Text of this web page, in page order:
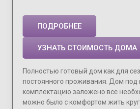
ПОДРОБНЕЕ
УЗНАТЬ СТОИМОСТЬ ДОМА
Полностью готовый дом как для
постоянного проживания. Дом под
комплектацию заложено все
можно было с комфортом жить